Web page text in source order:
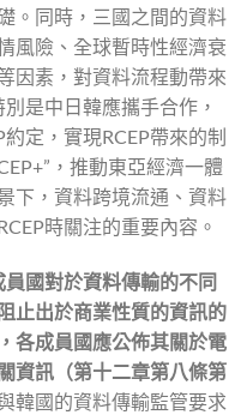
。同時，三國之間的資料
風險、全球暫時性經濟衰
因素，對資料流程動帶來
是中日韓應攜手合作，
定，實現RCEP帶來的制
，推動東亞經濟一體
下，資料跨境流通、資料
時關注的重要內容。
員國對於資料傳輸的不同
止出於商業性質的資訊的
各成員國應公佈其關於電
資訊（第十二章第八條第
韓國的資料傳輸監管要求